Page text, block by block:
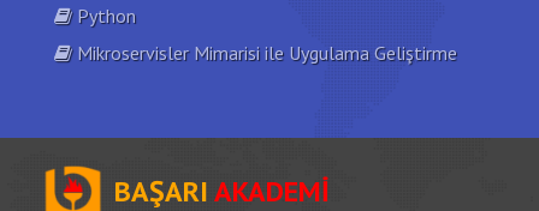
Python
Mikroservisler Mimarisi ile Uygulama Geliştirme
BAŞARIAKADEMİ